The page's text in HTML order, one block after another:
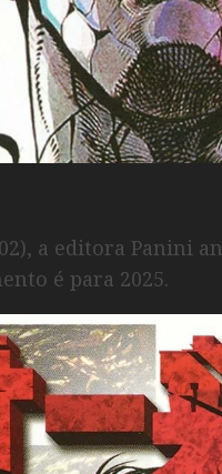
a editora Panini
é para 2025.